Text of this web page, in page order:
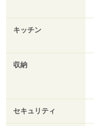
キッチン
収納
セキュリティ